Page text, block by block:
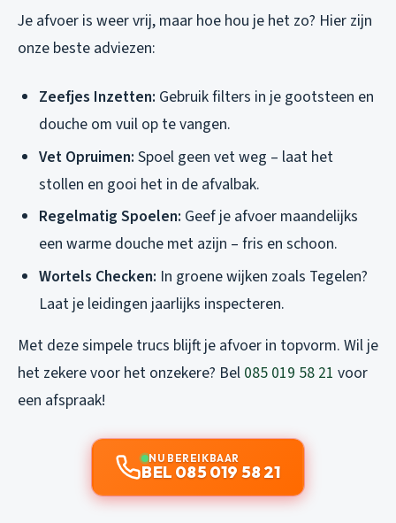
Je afvoer is weer vrij, maar hoe hou je het zo? Hier zijn
onze beste adviezen:
Zeefjes Inzetten: Gebruik filters in je gootsteen en
douche om vuil op te vangen.
Vet Opruimen: Spoel geen vet weg – laat het
stollen en gooi het in de afvalbak.
Regelmatig Spoelen: Geef je afvoer maandelijks
een warme douche met azijn – fris en schoon.
Wortels Checken: In groene wijken zoals Tegelen?
Laat je leidingen jaarlijks inspecteren.
Met deze simpele trucs blijft je afvoer in topvorm. Wil je
het zekere voor het onzekere? Bel 085 019 58 21 voor
een afspraak!
NU BEREIKBAAR
BEL 085 019 58 21